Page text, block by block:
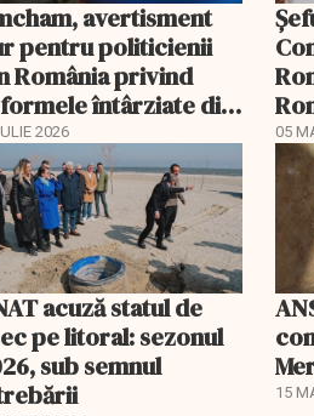
avertisment
pentru politicienii
România privind
întârziate din
2026 05
acuză statul de
pe litoral: sezonul
sub semnul
15